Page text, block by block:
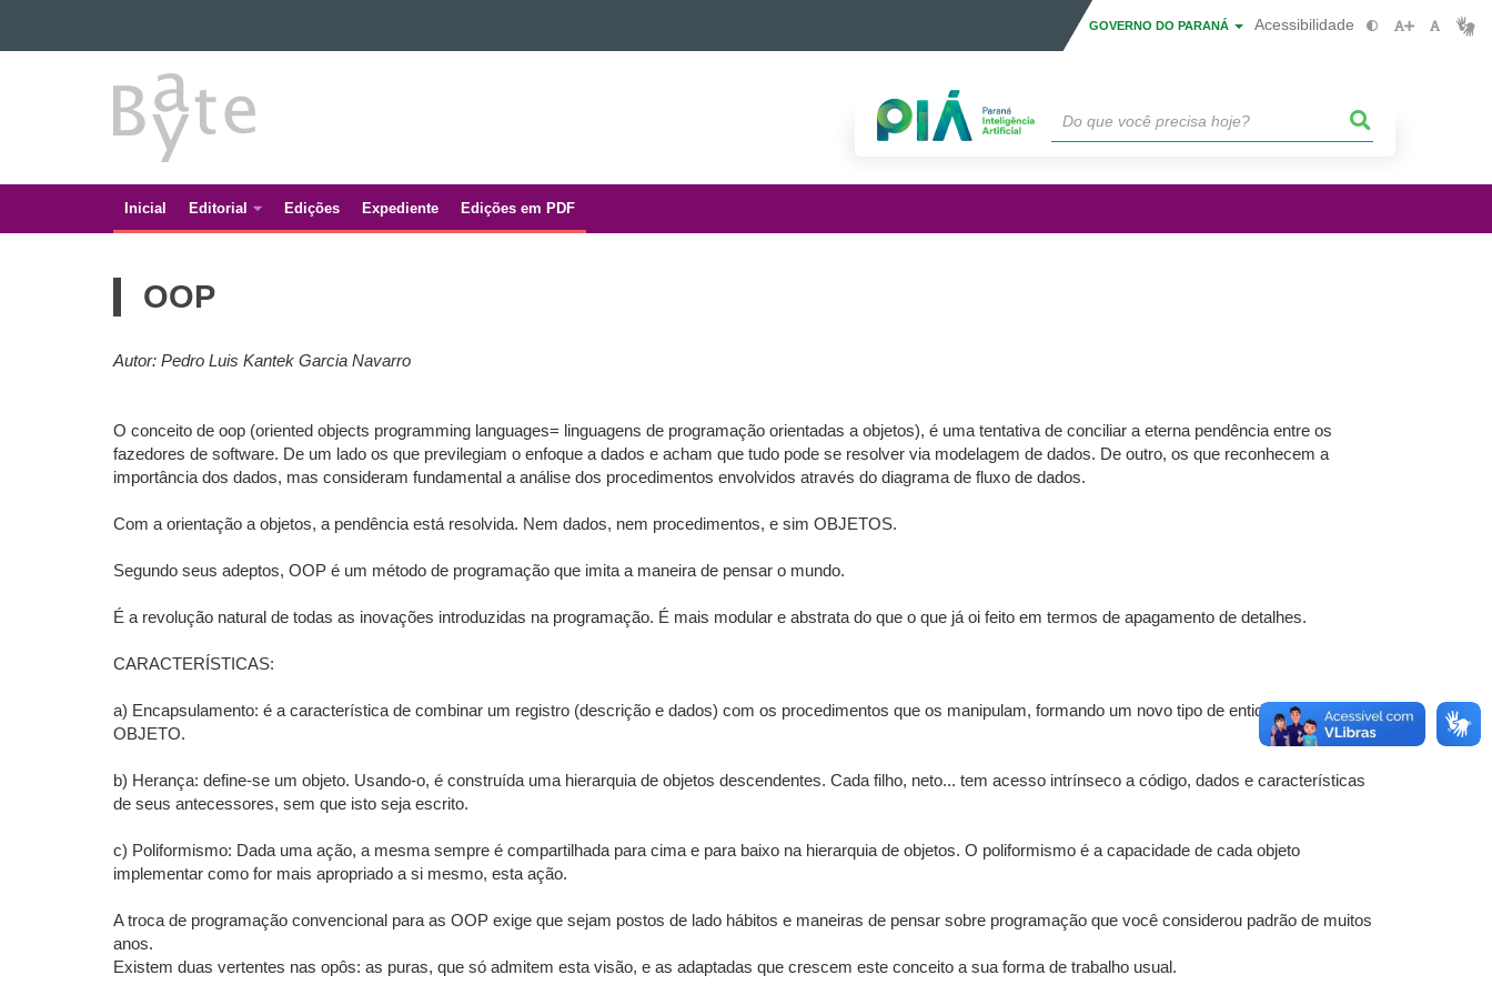
Ir para a navegação
Ir para a busca
GOVERNO DO PARANÁ Acessibilidade
BATE
BYTE
Navegação
Inicial Editorial Edições Expediente Edições em PDF
OOP
Autor: Pedro Luis Kantek Garcia Navarro
O conceito de oop (oriented objects programming languages= linguagens de programação orientadas a objetos), é uma tentativa de conciliar a eterna pendência entre os
fazedores de software. De um lado os que previlegiam o enfoque a dados e acham que tudo pode se resolver via modelagem de dados. De outro, os que reconhecem a
importância dos dados, mas consideram fundamental a análise dos procedimentos envolvidos através do diagrama de fluxo de dados.
Com a orientação a objetos, a pendência está resolvida. Nem dados, nem procedimentos, e sim OBJETOS.
Segundo seus adeptos, OOP é um método de programação que imita a maneira de pensar o mundo.
É a revolução natural de todas as inovações introduzidas na programação. É mais modular e abstrata do que o que já oi feito em termos de apagamento de detalhes.
CARACTERÍSTICAS:
a) Encapsulamento: é a característica de combinar um registro (descrição e dados) com os procedimentos que os manipulam, formando um novo tipo de entidade: o
OBJETO.
b) Herança: define-se um objeto. Usando-o, é construída uma hierarquia de objetos descendentes. Cada filho, neto... tem acesso intrínseco a código, dados e características
de seus antecessores, sem que isto seja escrito.
c) Poliformismo: Dada uma ação, a mesma sempre é compartilhada para cima e para baixo na hierarquia de objetos. O poliformismo é a capacidade de cada objeto
implementar como for mais apropriado a si mesmo, esta ação.
A troca de programação convencional para as OOP exige que sejam postos de lado hábitos e maneiras de pensar sobre programação que você considerou padrão de muitos
anos.
Existem duas vertentes nas opôs: as puras, que só admitem esta visão, e as adaptadas que crescem este conceito a sua forma de trabalho usual.